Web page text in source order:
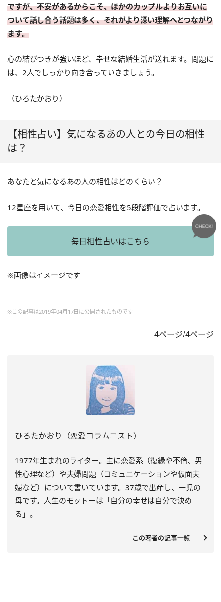
ですが、不安があるからこそ、ほかのカップルよりお互いに
ついて話し合う話題は多く、それがより深い理解へとつながり
ます。
心の結びつきが強いほど、幸せな結婚生活が送れます。問題に
は、2人でしっかり向き合っていきましょう。
（ひろたかおり）
【相性占い】気になるあの人との今日の相性
は？
あなたと気になるあの人の相性はどのくらい？
12星座を用いて、今日の恋愛相性を5段階評価で占います。
毎日相性占いはこちら
※画像はイメージです
※この記事は2019年04月17日に公開されたものです
4ページ/4ページ
ひろたかおり（恋愛コラムニスト）
1977年生まれのライター。主に恋愛系（復縁や不倫、男
性心理など）や夫婦問題（コミュニケーションや仮面夫
婦など）について書いています。 37歳で出産し、一児の
母です。人生のモットーは「自分の幸せは自分で決め
る」。
この著者の記事一覧